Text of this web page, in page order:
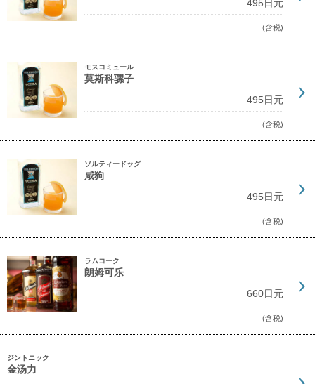
495日元
(含税)
モスコミュール
莫斯科骡子
495日元
(含税)
ソルティードッグ
咸狗
495日元
(含税)
ラムコーク
朗姆可乐
660日元
(含税)
ジントニック
金汤力